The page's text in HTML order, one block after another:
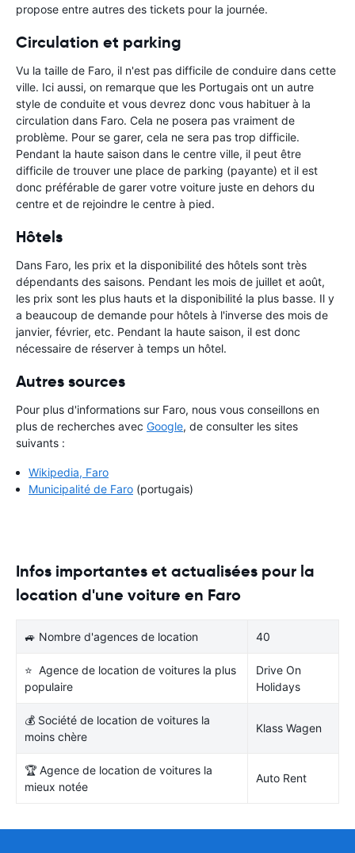
propose entre autres des tickets pour la journée.
Circulation et parking
Vu la taille de Faro, il n'est pas difficile de conduire dans cette
ville. Ici aussi, on remarque que les Portugais ont un autre
style de conduite et vous devrez donc vous habituer à la
circulation dans Faro. Cela ne posera pas vraiment de
problème. Pour se garer, cela ne sera pas trop difficile.
Pendant la haute saison dans le centre ville, il peut être
difficile de trouver une place de parking (payante) et il est
donc préférable de garer votre voiture juste en dehors du
centre et de rejoindre le centre à pied.
Hôtels
Dans Faro, les prix et la disponibilité des hôtels sont très
dépendants des saisons. Pendant les mois de juillet et août,
les prix sont les plus hauts et la disponibilité la plus basse. Il y
a beaucoup de demande pour hôtels à l'inverse des mois de
janvier, février, etc. Pendant la haute saison, il est donc
nécessaire de réserver à temps un hôtel.
Autres sources
Pour plus d'informations sur Faro, nous vous conseillons en
plus de recherches avec Google, de consulter les sites
suivants :
Wikipedia, Faro
Municipalité de Faro (portugais)
Infos importantes et actualisées pour la
location d'une voiture en Faro
🚙 Nombre d'agences de location 40
⭐ Agence de location de voitures la plus
populaire
Drive On
Holidays
💰 Société de location de voitures la
moins chère
Klass Wagen
🏆 Agence de location de voitures la
mieux notée
Auto Rent